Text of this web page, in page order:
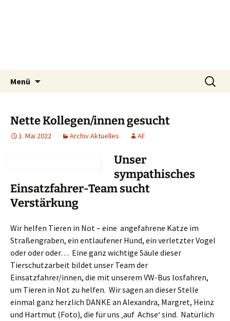
Tier Natur und Artenschutz
Siebengebirge e.V.
Tierschutzverein seit 1985 im Siebengebirge –
Orscheider Tierschutzhof
Menü
Suchen
nach:
Nette Kollegen/innen gesucht
1. Mai 2022 Archiv Aktuelles AF
Unser
sympathisches
Einsatzfahrer-Team sucht
Verstärkung
Wir helfen Tieren in Not – eine angefahrene Katze im
Straßengraben, ein entlaufener Hund, ein verletzter Vogel
oder oder oder… Eine ganz wichtige Säule dieser
Tierschutzarbeit bildet unser Team der
Einsatzfahrer/innen, die mit unserem VW-Bus losfahren,
um Tieren in Not zu helfen. Wir sagen an dieser Stelle
einmal ganz herzlich DANKE an Alexandra, Margret, Heinz
und Hartmut (Foto), die für uns ‚auf Achse‘ sind. Natürlich